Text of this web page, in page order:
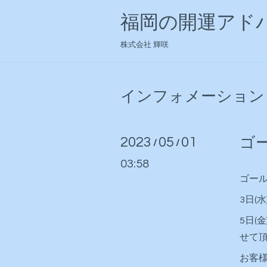
福岡の開運アド
株式会社 輝咲
インフォメーション
2023 / 05 / 01
03:58
ゴ
ゴー
3日(
5日(
せて
お客